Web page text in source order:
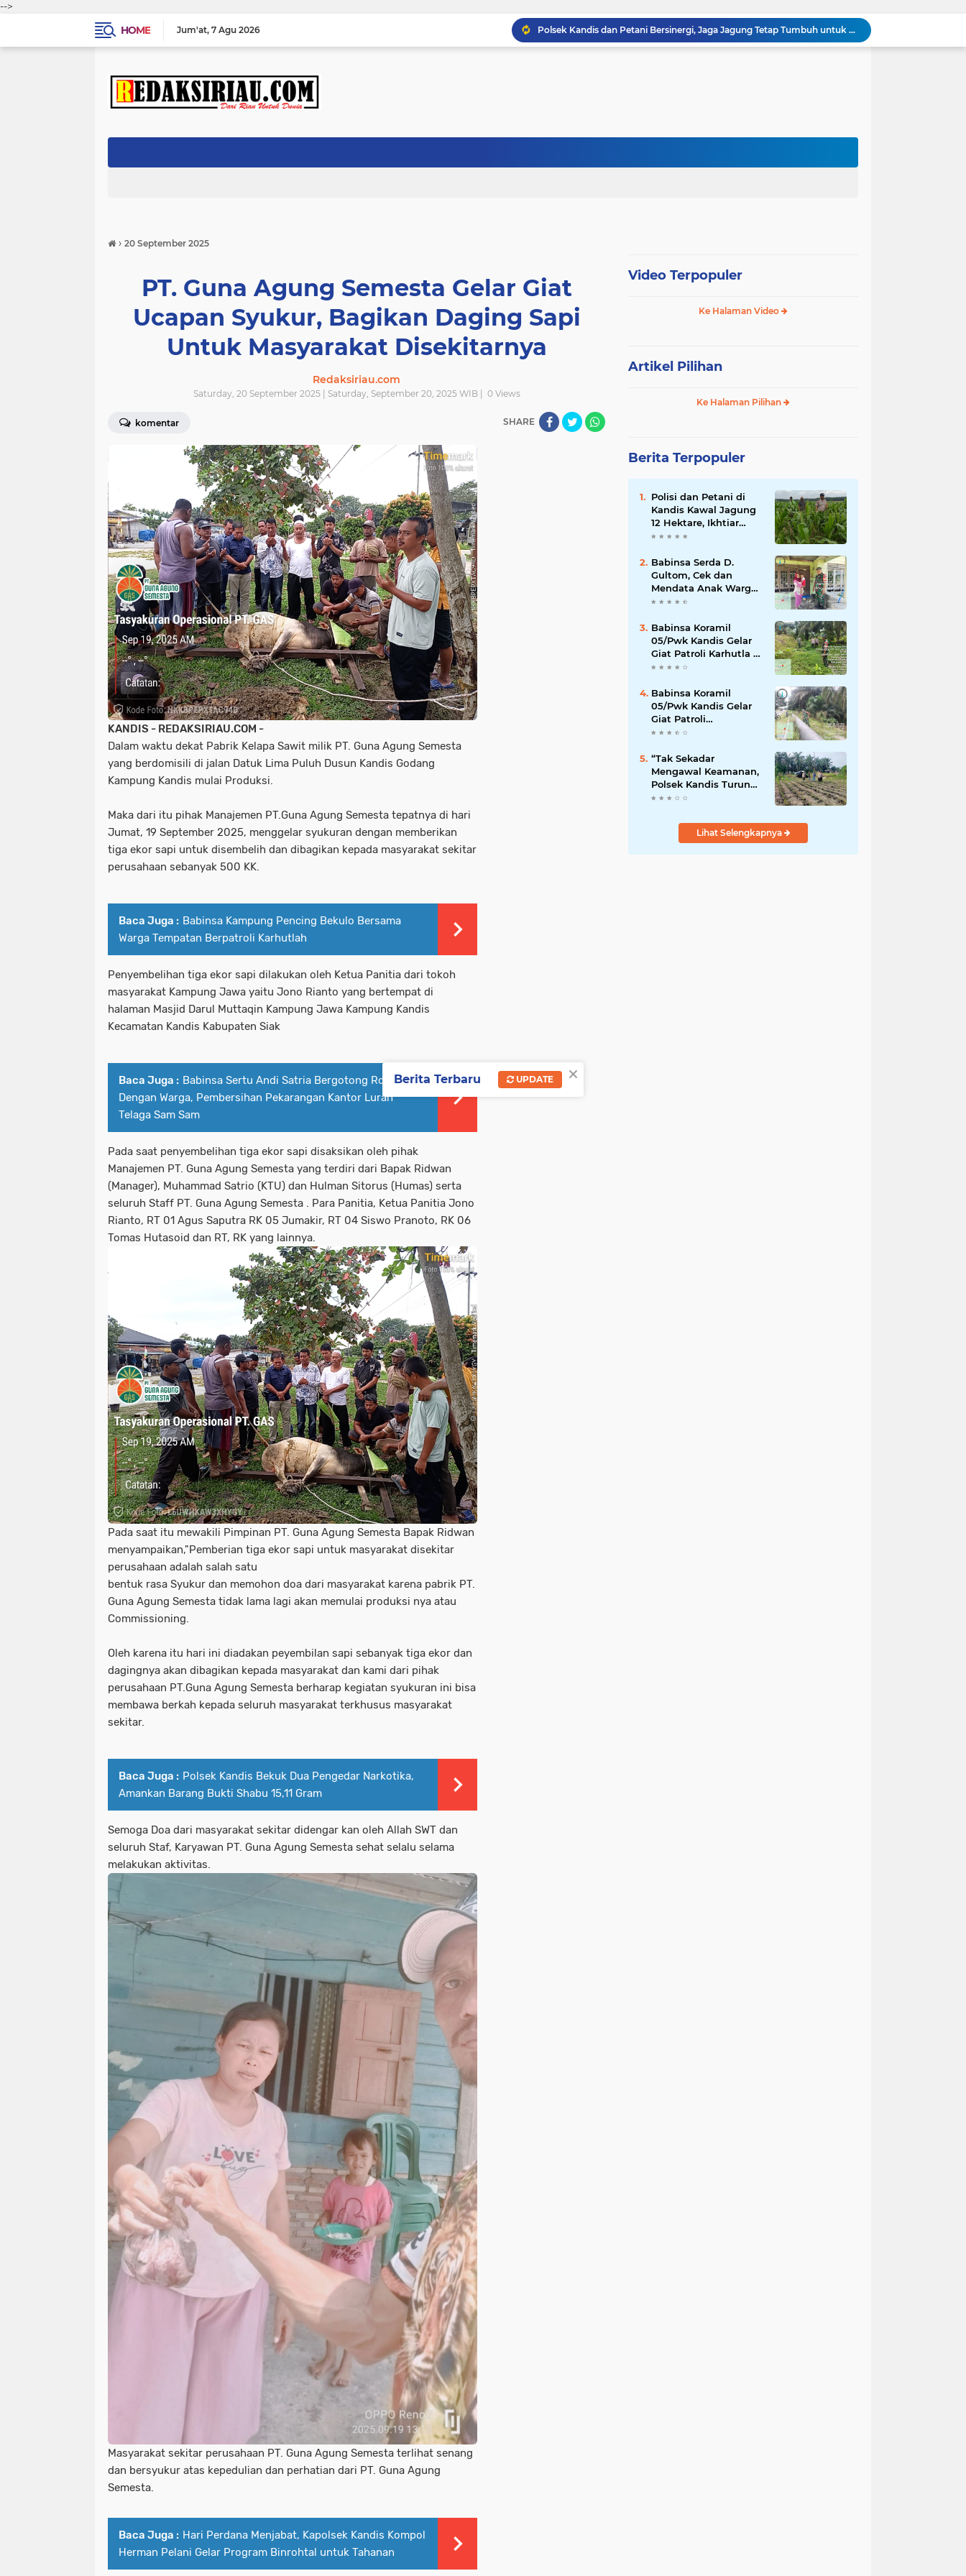
-->
HOME
Jum'at 7 Agu 2026
12 Hektare Jagung Jadi Tumpuan, Polsek Kandis Bergerak Kawal Swasembada Pangan
Babinsa Koramil 05/ Pwk Kandis, Patroli Pengamanan Line Pipa PHR dan Komsos Tentang SKK Migas
Babinsa Kandis Berpatroli Karhutla di Wilayah Kampung Sam Sam
› 20 September 2025
PT. Guna Agung Semesta Gelar Giat
Ucapan Syukur, Bagikan Daging Sapi
Untuk Masyarakat Disekitarnya
Redaksiriau.com
Saturday, 20 September 2025 | Saturday, September 20, 2025 WIB | 0Views
komentar SHARE
KANDIS - REDAKSIRIAU.COM -
Dalam waktu dekat Pabrik Kelapa Sawit milik PT. Guna Agung Semesta
yang berdomisili di jalan Datuk Lima Puluh Dusun Kandis Godang
Kampung Kandis mulai Produksi.
Maka dari itu pihak Manajemen PT.Guna Agung Semesta tepatnya di hari
Jumat, 19 September 2025, menggelar syukuran dengan memberikan
tiga ekor sapi untuk disembelih dan dibagikan kepada masyarakat sekitar
perusahaan sebanyak 500 KK.
Baca Juga : Babinsa Kampung Pencing Bekulo Bersama
Warga Tempatan Berpatroli Karhutlah
Penyembelihan tiga ekor sapi dilakukan oleh Ketua Panitia dari tokoh
masyarakat Kampung Jawa yaitu Jono Rianto yang bertempat di
halaman Masjid Darul Muttaqin Kampung Jawa Kampung Kandis
Kecamatan Kandis Kabupaten Siak
Baca Juga : Babinsa Sertu Andi Satria Bergotong Royong
Dengan Warga, Pembersihan Pekarangan Kantor Lurah
Telaga Sam Sam
Pada saat penyembelihan tiga ekor sapi disaksikan oleh pihak
Manajemen PT. Guna Agung Semesta yang terdiri dari Bapak Ridwan
(Manager), Muhammad Satrio (KTU) dan Hulman Sitorus (Humas) serta
seluruh Staff PT. Guna Agung Semesta . Para Panitia, Ketua Panitia Jono
Rianto, RT 01 Agus Saputra RK 05 Jumakir, RT 04 Siswo Pranoto, RK 06
Tomas Hutasoid dan RT, RK yang lainnya.
Pada saat itu mewakili Pimpinan PT. Guna Agung Semesta Bapak Ridwan
menyampaikan,"Pemberian tiga ekor sapi untuk masyarakat disekitar
perusahaan adalah salah satu
bentuk rasa Syukur dan memohon doa dari masyarakat karena pabrik PT.
Guna Agung Semesta tidak lama lagi akan memulai produksi nya atau
Commissioning.
Oleh karena itu hari ini diadakan peyembilan sapi sebanyak tiga ekor dan
dagingnya akan dibagikan kepada masyarakat dan kami dari pihak
perusahaan PT.Guna Agung Semesta berharap kegiatan syukuran ini bisa
membawa berkah kepada seluruh masyarakat terkhusus masyarakat
sekitar.
Baca Juga : Polsek Kandis Bekuk Dua Pengedar Narkotika,
Amankan Barang Bukti Shabu 15,11 Gram
Semoga Doa dari masyarakat sekitar didengar kan oleh Allah SWT dan
seluruh Staf, Karyawan PT. Guna Agung Semesta sehat selalu selama
melakukan aktivitas.
Masyarakat sekitar perusahaan PT. Guna Agung Semesta terlihat senang
dan bersyukur atas kepedulian dan perhatian dari PT. Guna Agung
Semesta.
Baca Juga : Hari Perdana Menjabat, Kapolsek Kandis Kompol
Herman Pelani Gelar Program Binrohtal untuk Tahanan
Video Terpopuler
Ke Halaman Video
Artikel Pilihan
Ke Halaman Pilihan
Berita Terpopuler
Polisi dan Petani di
Kandis Kawal Jagung
12 Hektare, Ikhtiar
Menjaga Ketahanan
Babinsa Serda D.
Gultom, Cek dan
Mendata Anak Warga
Yang Stunting
Babinsa Koramil
05/Pwk Kandis Gelar
Giat Patroli Karhutla di
Wilayah Kelurahan
Babinsa Koramil
05/Pwk Kandis Gelar
Giat Patroli
Pengamanan Line
Kandis Kandis
“Tak Sekadar
Mengawal Keamanan,
Polsek Kandis Turun
ke Lahan Jagung
Pangan
Lihat Selengkapnya
×
Berita Terbaru UPDATE